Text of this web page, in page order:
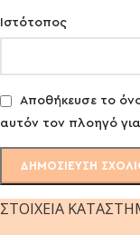
Ιστότοπος
Αποθήκευσε το
αυτόν τον πλοηγό
ΣΤΟΙΧΕΊΑ